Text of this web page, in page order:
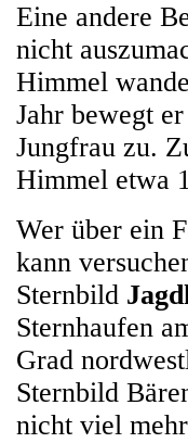
Eine andere
nicht
Himmel
Jahr bewegt
Jungfrau zu.
Himmel etwa
Wer über ein
kann
Sternbild
Sternhaufen
Grad
Sternbild
nicht viel